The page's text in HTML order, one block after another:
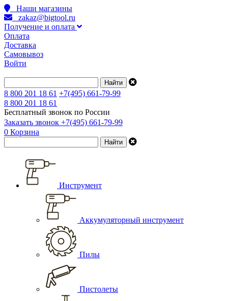
Наши магазины
zakaz@bigtool.ru
Получение и оплата
Оплата
Доставка
Самовывоз
Войти
8 800 201 18 61 +7(495) 661-79-99
8 800 201 18 61
Бесплатный звонок по России
Заказать звонок +7(495) 661-79-99
0 Корзина
Инструмент
Аккумуляторный инструмент
Пилы
Пистолеты